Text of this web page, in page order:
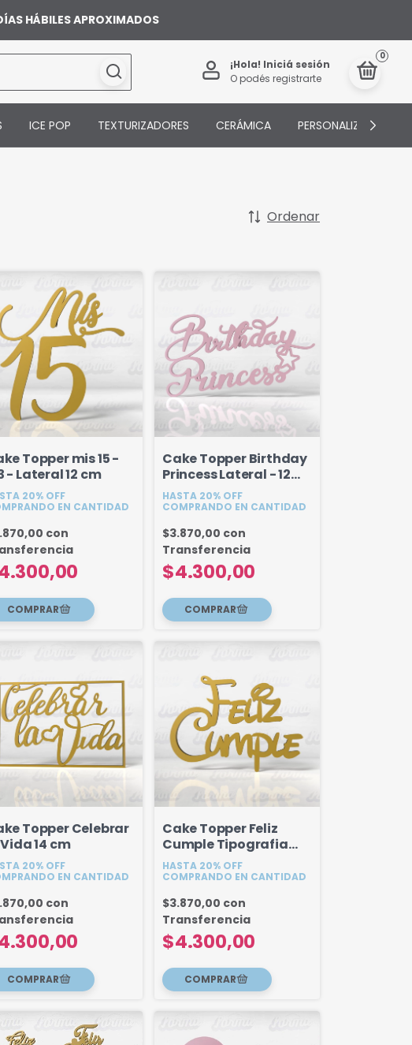
HÁBILES APROXIMADOS
¡Hola! Iniciá sesión
O podés registrarte
0
ICE POP TEXTURIZADORES CERÁMICA PERSONALIZADOS
Ordenar
Topper mis 15 -
- Lateral 12 cm
20% OFF
EN CANTIDAD
con
Cake Topper Birthday
Princess Lateral - 12
Cm
HASTA 20% OFF
COMPRANDO EN CANTIDAD
$4.300,00
$3.870,00 con
Transferencia
Topper Celebrar
14 cm
20% OFF
EN CANTIDAD
con
Cake Topper Feliz
Cumple Tipografia
Disney 10 cm
HASTA 20% OFF
COMPRANDO EN CANTIDAD
$4.300,00
$3.870,00 con
Transferencia